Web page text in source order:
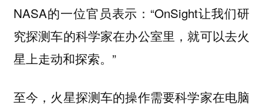
NASA的一位官员表示：“OnSight让我们研
究探测车的科学家在办公室里，就可以去火
星上走动和探索。”
至今，火星探测车的操作需要科学家在电脑